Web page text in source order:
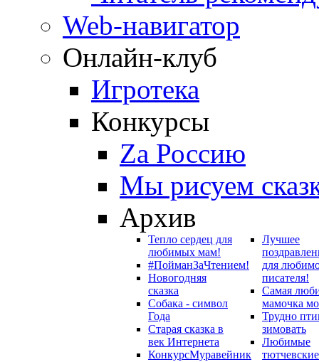
Web-навигатор
Онлайн-клуб
Игротека
Конкурсы
Zа Россию
Мы рисуем
Архив
Тепло сердец для
любимых мам!
#ПойманЗаЧтением!
Новогодняя
сказка
Собака - символ
Года
Старая сказка в
век Интернета
КонкурсМуравейник
Лучшее
для
писателя!
Самая
мамочка
Трудно
зимовать
Любимые
тютчевские